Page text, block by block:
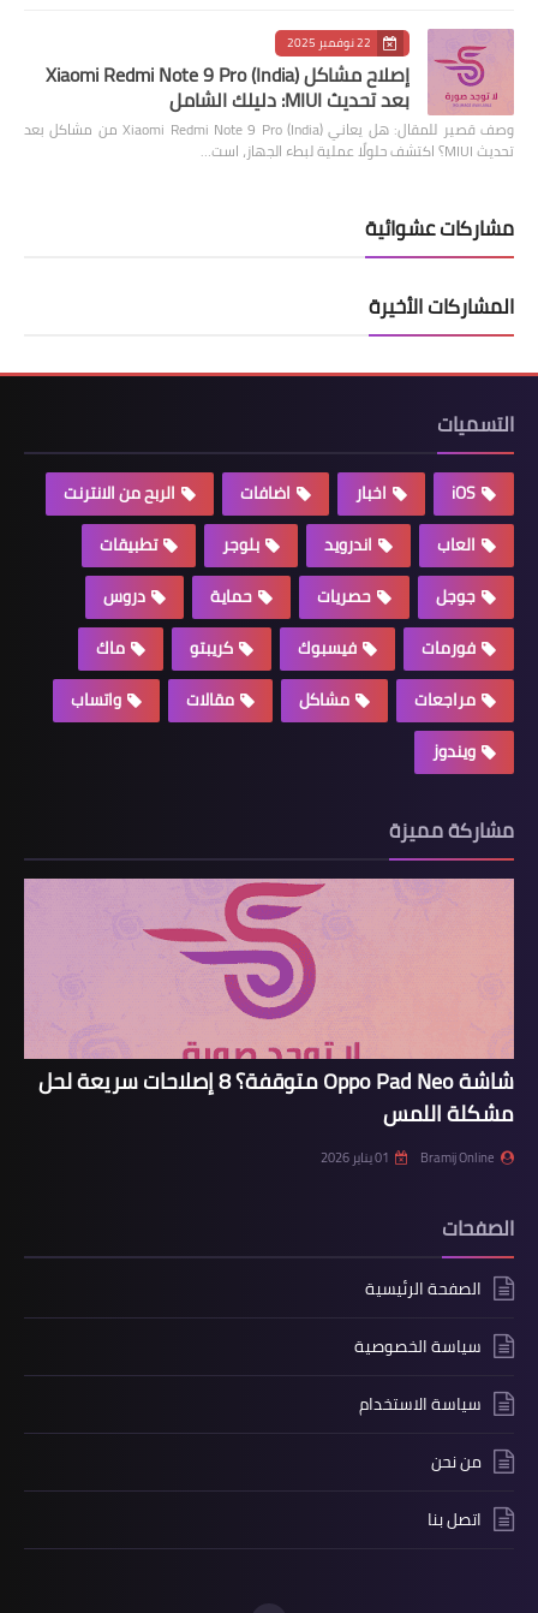
22 نوفمبر 2025
إصلاح مشاكل Xiaomi Redmi Note 9 Pro (India)
بعد تحديث MIUI: دليلك الشامل
وصف قصير للمقال: هل يعاني Xiaomi Redmi Note 9 Pro (India) من مشاكل بعد
تحديث MIUI؟ اكتشف حلولًا عملية لبطء الجهاز، است…
مشاركات عشوائية
المشاركات الأخيرة
التسميات
iOS اخبار اضافات
الربح من الانترنت
العاب
اندرويد بلوجر
تطبيقات
جوجل
حصريات حماية
دروس
فورمات
فيسبوك كريبتو
ماك
مراجعات
مشاكل مقالات
واتساب
ويندوز
مشاركة مميزة
شاشة Oppo Pad Neo متوقفة؟ 8 إصلاحات سريعة لحل
مشكلة اللمس
Bramij Online 01 يناير 2026
الصفحات
الصفحة الرئيسية
سياسة الخصوصية
سياسة الاستخدام
من نحن
اتصل بنا